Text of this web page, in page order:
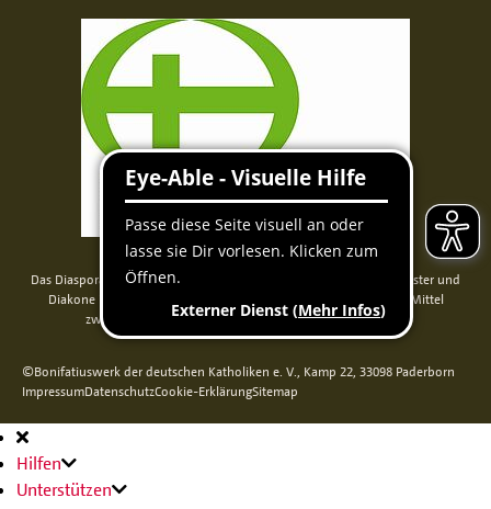
Das Diaspora-Kommissariat der deutschen Bischöfe unterstützt Priester und
Diakone in Nord-, Mittel- und Osteuropa. Seit 2014 werden die Mittel
zweckgebunden über das Bonifatiuswerk weitergeleitet.
©Bonifatiuswerk der deutschen Katholiken e. V., Kamp 22, 33098 Paderborn
ImpressumDatenschutzCookie-ErklärungSitemap
Hauptnavigation
Hilfen
Unterstützen